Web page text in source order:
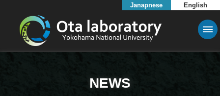
Janapnese English
NEWS